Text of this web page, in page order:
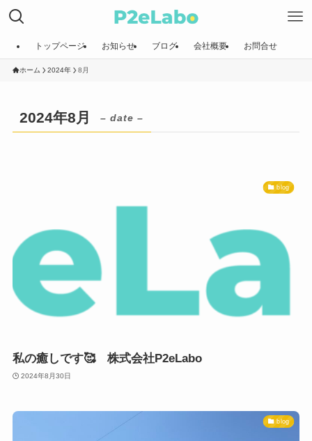
トップページ お知らせ ブログ 会社概要 お問合せ
ホーム 2024年 8月
2024年8月 – date –
blog
私の癒しです🥰 株式会社P2eLabo
2024年8月30日
blog